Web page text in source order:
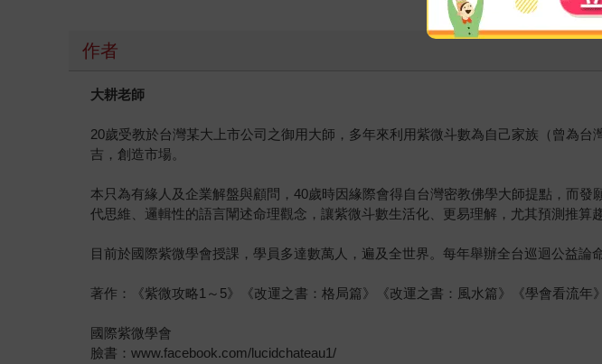
作者
大耕老師
20歲受教於台灣某大上市公司之御用大師，多年來利用紫微斗數為自己家族（曾為
吉，創造市場。
本只為有緣人及企業解盤與顧問，40歲時因緣際會得自台灣密教佛學大師提點，而
代思維、邏輯性的語言闡述命理觀念，讓紫微斗數生活化、更易理解，尤其預測推
目前於國際紫微學會授課，學員多達數萬人，遍及全世界。每年舉辦全台巡迴公益論
著作：《紫微攻略1～5》《改運之書：格局篇》《改運之書：風水篇》《學會看流年
國際紫微學會
臉書：www.facebook.com/lucidchateau1/